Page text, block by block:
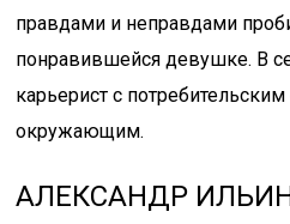
правдами и неправдами
понравившейся девушке. В
карьерист с
окружающим.
АЛЕКСАНДР